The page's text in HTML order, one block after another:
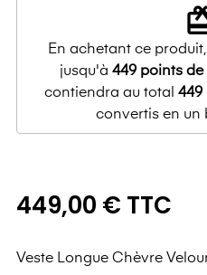
En achetant ce
jusqu'à 449points de
contiendra au total 449
convertis en un
449,00 € TTC
Veste Longue Chèvre